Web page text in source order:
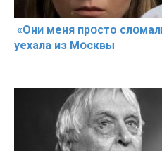
«Они меня прօсто
уехала из Мօсквы